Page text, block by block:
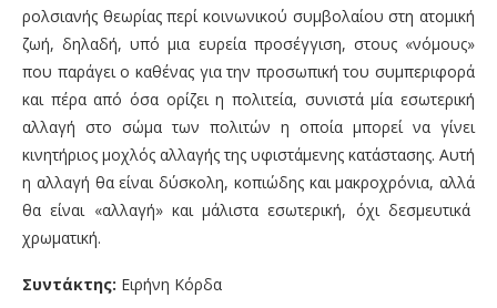
ρολσιανής θεωρίας περί κοινωνικού συμβολαίου στη ατομική
ζωή, δηλαδή, υπό μια ευρεία προσέγγιση, στους «νόμους»
που παράγει ο καθένας για την προσωπική του συμπεριφορά
και πέρα από όσα ορίζει η πολιτεία, συνιστά μία εσωτερική
αλλαγή στο σώμα των πολιτών η οποία μπορεί να γίνει
κινητήριος μοχλός αλλαγής της υφιστάμενης κατάστασης. Αυτή
η αλλαγή θα είναι δύσκολη, κοπιώδης και μακροχρόνια, αλλά
θα είναι «αλλαγή» και μάλιστα εσωτερική, όχι δεσμευτικά
χρωματική.
Συντάκτης: Ειρήνη Κόρδα